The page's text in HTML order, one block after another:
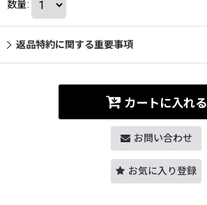
数量:
返品特約に関する重要事項
カートに入れる
お問い合わせ
お気に入り登録